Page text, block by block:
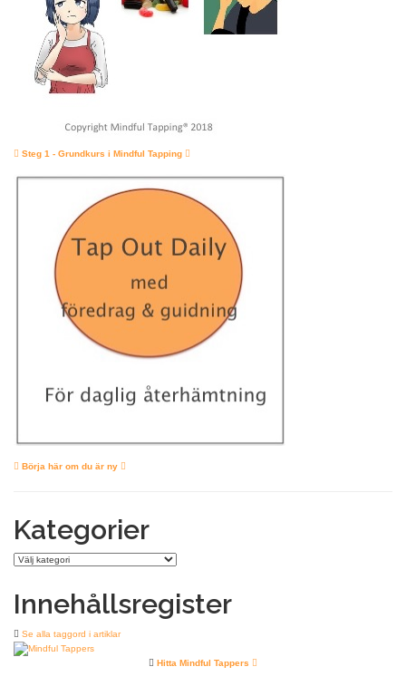
Steg 1 - Grundkurs i Mindful Tapping
Börja här om du är ny
Kategorier
Kategorier
Innehållsregister
Se alla taggord i artiklar
Hitta Mindful Tappers